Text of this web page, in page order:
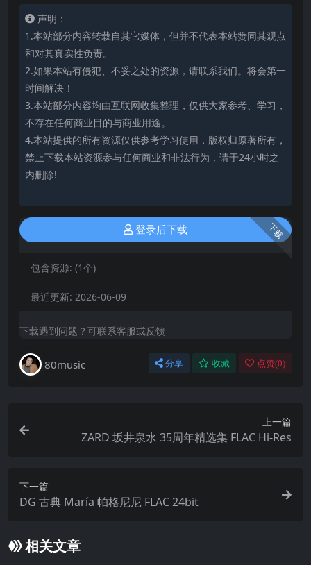
声明：
1.本站部分内容转载自其它媒体，但并不代表本站赞同其观点
和对其真实性负责。
2.如果本站有侵犯、不妥之处的资源，请联系我们。将会第一
时间解决！
3.本站部分内容均由互联网收集整理，仅供大家参考、学习，
不存在任何商业目的与商业用途。
4.本站提供的所有资源仅供参考学习使用，版权归原著所有，
禁止下载本站资源参与任何商业和非法行为，请于24小时之
内删除!
下载
登录后下载
包含资源: (1个)
最近更新: 2026-06-09
下载遇到问题？可联系客服或反馈
80music 分享 收藏 点赞(0)
上一篇
ZARD 坂井泉水 35周年精选集 FLAC Hi-Res
下一篇
DG 古典 María 帕格尼尼 FLAC 24bit
相关文章